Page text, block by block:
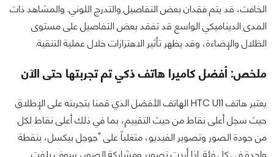
الخافت، قد يتم فقدان بعض التفاصيل والتدرج اللوني. والمشاهد ذات
المدى الديناميكي الواسع قد تفقد بعض التفاصيل على مستوى
الظلال والإضاءة، وقد يظهر تأثير الاهتزازات خلال عملية التنقية.
ملخص: أفضل كاميرا هاتف ذكي تم تجربتها حتى الآن
يعتبر هاتف HTC U11 الهاتف الأفضل الذي قمنا بتجربته على الإطلاق
حيث سجل أعلى نقاط من حيث التقييم، بما في ذلك أعلى نقاط لكل
من جودة الصور وتصوير الفيديو، متغلباً على "جوجل بيكسل، بنقطة